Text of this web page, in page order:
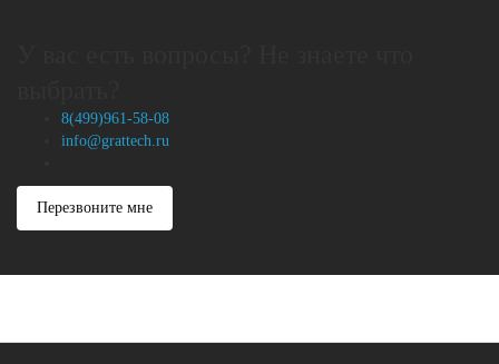
8(499)961-58-08
info@grattech.ru
Перезвоните мне